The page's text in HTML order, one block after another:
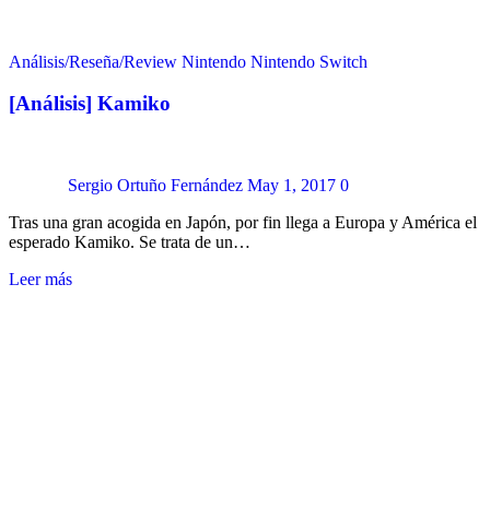
Análisis/Reseña/Review Nintendo Nintendo Switch
[Análisis] Kamiko
Sergio Ortuño Fernández May 1, 2017 0
Tras una gran acogida en Japón, por fin llega a Europa y América el
esperado Kamiko. Se trata de un…
Leer más